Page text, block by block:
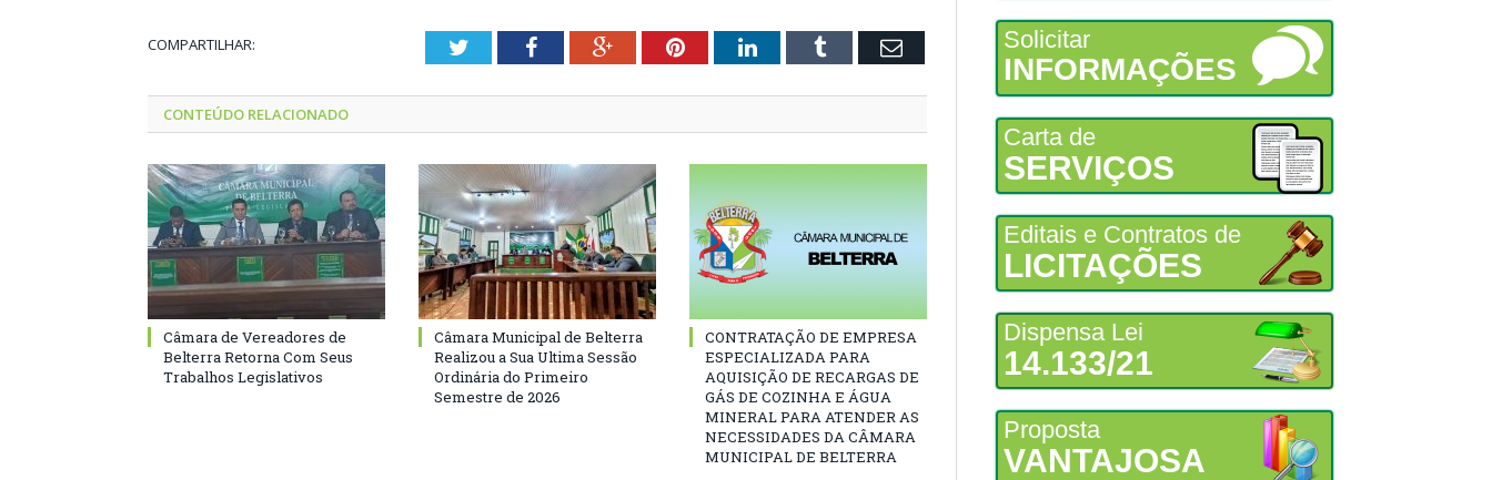
COMPARTILHAR: TwitterFacebookGoogle+PinterestLinkedInTumblr Email
CONTEÚDO RELACIONADO
Câmara de Vereadores de
Belterra Retorna Com Seus
Trabalhos Legislativos
Câmara Municipal de Belterra
Realizou a Sua Ultima Sessão
Ordinária do Primeiro
Semestre de 2026
CONTRATAÇÃO DE EMPRESA
ESPECIALIZADA PARA
AQUISIÇÃO DE RECARGAS DE
GÁS DE COZINHA E ÁGUA
MINERAL PARA ATENDER AS
NECESSIDADES DA CÂMARA
MUNICIPAL DE BELTERRA
Solicitar
INFORMAÇÕES
Carta de
SERVIÇOS
Editais e Contratos de
LICITAÇÕES
Dispensa Lei
14.133/21
Proposta
VANTAJOSA